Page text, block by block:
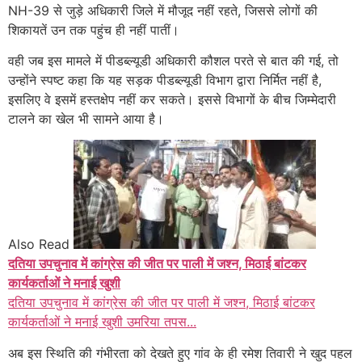
NH-39 से जुड़े अधिकारी जिले में मौजूद नहीं रहते, जिससे लोगों की
शिकायतें उन तक पहुंच ही नहीं पातीं।
वही जब इस मामले में पीडब्ल्यूडी अधिकारी कौशल परते से बात की गई, तो
उन्होंने स्पष्ट कहा कि यह सड़क पीडब्ल्यूडी विभाग द्वारा निर्मित नहीं है,
इसलिए वे इसमें हस्तक्षेप नहीं कर सकते। इससे विभागों के बीच जिम्मेदारी
टालने का खेल भी सामने आया है।
Also Read
दतिया उपचुनाव में कांग्रेस की जीत पर पाली में जश्न, मिठाई बांटकर
कार्यकर्ताओं ने मनाई खुशी
दतिया उपचुनाव में कांग्रेस की जीत पर पाली में जश्न, मिठाई बांटकर
कार्यकर्ताओं ने मनाई खुशी उमरिया तपस...
अब इस स्थिति की गंभीरता को देखते हुए गांव के ही रमेश तिवारी ने खुद पहल